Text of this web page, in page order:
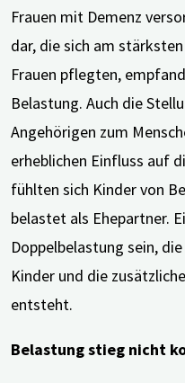
Frauen mit Demenz
dar, die sich am
Frauen pflegten,
Belastung. Auch die
Angehörigen zum
erheblichen Einfluss auf
fühlten sich Kinder von
belastet als Ehepartner.
Doppelbelastung sein,
Kinder und die
entsteht.
Belastung stieg nicht